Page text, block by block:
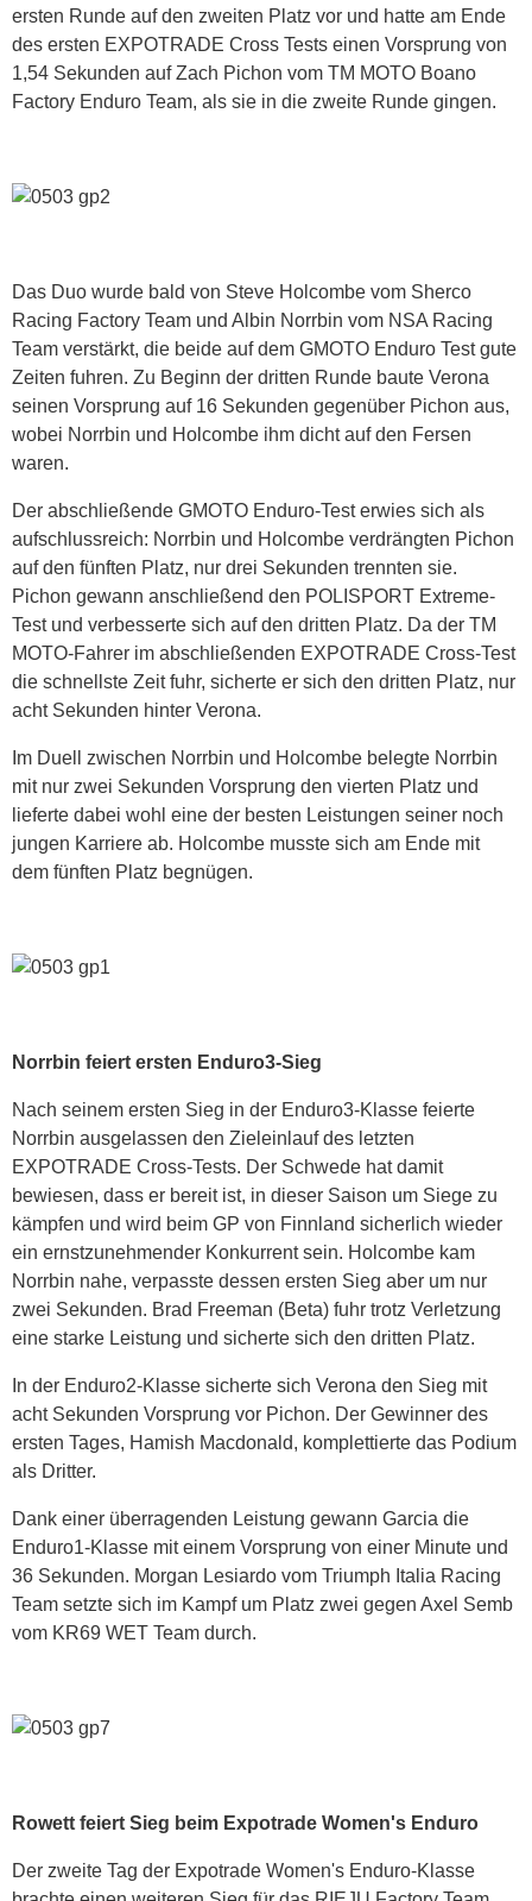
ersten Runde auf den zweiten Platz vor und hatte am Ende
des ersten EXPOTRADE Cross Tests einen Vorsprung von
1,54 Sekunden auf Zach Pichon vom TM MOTO Boano
Factory Enduro Team, als sie in die zweite Runde gingen.
Das Duo wurde bald von Steve Holcombe vom Sherco
Racing Factory Team und Albin Norrbin vom NSA Racing
Team verstärkt, die beide auf dem GMOTO Enduro Test gute
Zeiten fuhren. Zu Beginn der dritten Runde baute Verona
seinen Vorsprung auf 16 Sekunden gegenüber Pichon aus,
wobei Norrbin und Holcombe ihm dicht auf den Fersen
waren.
Der abschließende GMOTO Enduro-Test erwies sich als
aufschlussreich: Norrbin und Holcombe verdrängten Pichon
auf den fünften Platz, nur drei Sekunden trennten sie.
Pichon gewann anschließend den POLISPORT Extreme-
Test und verbesserte sich auf den dritten Platz. Da der TM
MOTO-Fahrer im abschließenden EXPOTRADE Cross-Test
die schnellste Zeit fuhr, sicherte er sich den dritten Platz, nur
acht Sekunden hinter Verona.
Im Duell zwischen Norrbin und Holcombe belegte Norrbin
mit nur zwei Sekunden Vorsprung den vierten Platz und
lieferte dabei wohl eine der besten Leistungen seiner noch
jungen Karriere ab. Holcombe musste sich am Ende mit
dem fünften Platz begnügen.
Norrbin feiert ersten Enduro3-Sieg
Nach seinem ersten Sieg in der Enduro3-Klasse feierte
Norrbin ausgelassen den Zieleinlauf des letzten
EXPOTRADE Cross-Tests. Der Schwede hat damit
bewiesen, dass er bereit ist, in dieser Saison um Siege zu
kämpfen und wird beim GP von Finnland sicherlich wieder
ein ernstzunehmender Konkurrent sein. Holcombe kam
Norrbin nahe, verpasste dessen ersten Sieg aber um nur
zwei Sekunden. Brad Freeman (Beta) fuhr trotz Verletzung
eine starke Leistung und sicherte sich den dritten Platz.
In der Enduro2-Klasse sicherte sich Verona den Sieg mit
acht Sekunden Vorsprung vor Pichon. Der Gewinner des
ersten Tages, Hamish Macdonald, komplettierte das Podium
als Dritter.
Dank einer überragenden Leistung gewann Garcia die
Enduro1-Klasse mit einem Vorsprung von einer Minute und
36 Sekunden. Morgan Lesiardo vom Triumph Italia Racing
Team setzte sich im Kampf um Platz zwei gegen Axel Semb
vom KR69 WET Team durch.
Rowett feiert Sieg beim Expotrade Women's Enduro
Der zweite Tag der Expotrade Women's Enduro-Klasse